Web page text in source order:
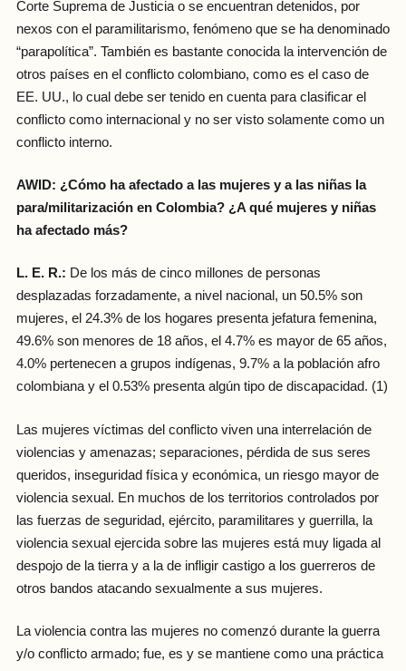
Corte Suprema de Justicia o se encuentran detenidos, por
nexos con el paramilitarismo, fenómeno que se ha denominado
“parapolítica”. También es bastante conocida la intervención de
otros países en el conflicto colombiano, como es el caso de
EE. UU., lo cual debe ser tenido en cuenta para clasificar el
conflicto como internacional y no ser visto solamente como un
conflicto interno.
AWID: ¿Cómo ha afectado a las mujeres y a las niñas la
para/militarización en Colombia? ¿A qué mujeres y niñas
ha afectado más?
L. E. R.: De los más de cinco millones de personas
desplazadas forzadamente, a nivel nacional, un 50.5% son
mujeres, el 24.3% de los hogares presenta jefatura femenina,
49.6% son menores de 18 años, el 4.7% es mayor de 65 años,
4.0% pertenecen a grupos indígenas, 9.7% a la población afro
colombiana y el 0.53% presenta algún tipo de discapacidad. (1)
Las mujeres víctimas del conflicto viven una interrelación de
violencias y amenazas; separaciones, pérdida de sus seres
queridos, inseguridad física y económica, un riesgo mayor de
violencia sexual. En muchos de los territorios controlados por
las fuerzas de seguridad, ejército, paramilitares y guerrilla, la
violencia sexual ejercida sobre las mujeres está muy ligada al
despojo de la tierra y a la de infligir castigo a los guerreros de
otros bandos atacando sexualmente a sus mujeres.
La violencia contra las mujeres no comenzó durante la guerra
y/o conflicto armado; fue, es y se mantiene como una práctica